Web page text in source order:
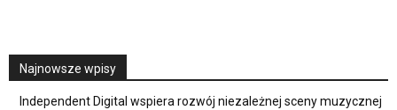
Najnowsze wpisy
Independent Digital wspiera rozwój niezależnej sceny muzycznej